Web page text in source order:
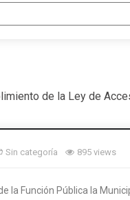
de la Ley de
Sin categoría 895 views
la Función Pública la